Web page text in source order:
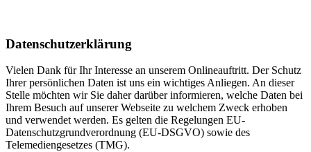
Datenschutzerklärung
Vielen Dank für Ihr Interesse an unserem Onlineauftritt. Der Schutz
Ihrer persönlichen Daten ist uns ein wichtiges Anliegen. An dieser
Stelle möchten wir Sie daher darüber informieren, welche Daten bei
Ihrem Besuch auf unserer Webseite zu welchem Zweck erhoben
und verwendet werden. Es gelten die Regelungen EU-
Datenschutzgrundverordnung (EU-DSGVO) sowie des
Telemediengesetzes (TMG).